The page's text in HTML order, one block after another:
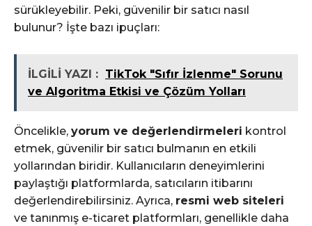
sürükleyebilir. Peki, güvenilir bir satıcı nasıl
bulunur? İşte bazı ipuçları:
İLGİLİ YAZI : TikTok "Sıfır İzlenme" Sorunu
ve Algoritma Etkisi ve Çözüm Yolları
Öncelikle, yorum ve değerlendirmeleri kontrol
etmek, güvenilir bir satıcı bulmanın en etkili
yollarından biridir. Kullanıcıların deneyimlerini
paylaştığı platformlarda, satıcıların itibarını
değerlendirebilirsiniz. Ayrıca, resmi web siteleri
ve tanınmış e-ticaret platformları, genellikle daha